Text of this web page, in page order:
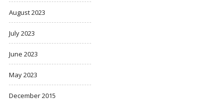
August 2023
July 2023
June 2023
May 2023
December 2015